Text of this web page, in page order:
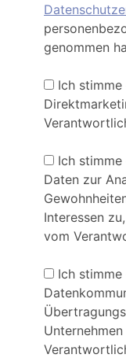
genommen
Ich
Ich
Daten zur
Interessen
vom
Ich